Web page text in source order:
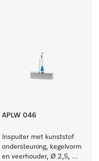
APLW 046
Inspuiter met kunststof
ondersteuning, kegelvorm
en veerhouder, Ø 2,5,